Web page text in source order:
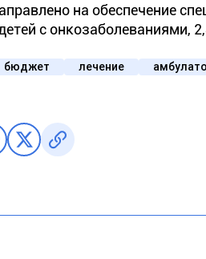
на обеспечение
с онкозаболеваниями,
бюджет лечение